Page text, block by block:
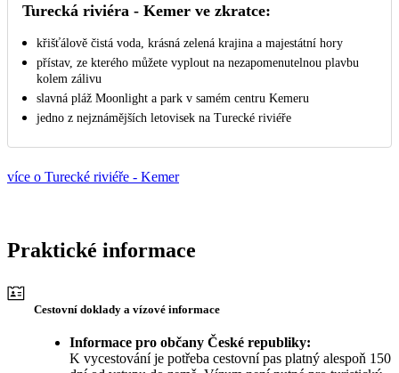
Turecká riviéra - Kemer ve zkratce:
křišťálově čistá voda, krásná zelená krajina a majestátní hory
přístav, ze kterého můžete vyplout na nezapomenutelnou plavbu
kolem zálivu
slavná pláž Moonlight a park v samém centru Kemeru
jedno z nejznámějších letovisek na Turecké riviéře
více o Turecké riviéře - Kemer
Praktické informace
Cestovní doklady a vízové informace
Informace pro občany České republiky:
K vycestování je potřeba cestovní pas platný alespoň 150